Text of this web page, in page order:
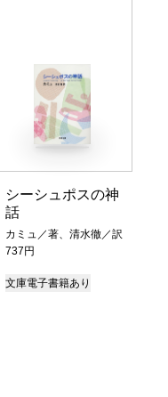
シーシュポスの神
話
カミュ／著、清水徹／訳
737円
文庫電子書籍あり